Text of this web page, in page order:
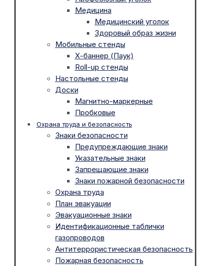
Медицина
Медицинский уголок
Здоровый образ жизни
Мобильные стенды
Х-баннер (Паук)
Roll-up стенды
Настольные стенды
Доски
Магнитно-маркерные
Пробковые
Охрана труда и безопасность
Знаки безопасности
Предупреждающие знаки
Указательные знаки
Запрещающие знаки
Знаки пожарной безопасности
Охрана труда
План эвакуации
Эвакуационные знаки
Идентификационные таблички
газопроводов
Антитеррористическая безопасность
Пожарная безопасность